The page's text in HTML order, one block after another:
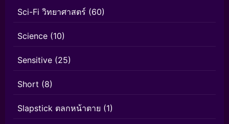
Sci-Fi วิทยาศาสตร์ (60)
Science (10)
Sensitive (25)
Short (8)
Slapstick ตลกหน้าตาย (1)